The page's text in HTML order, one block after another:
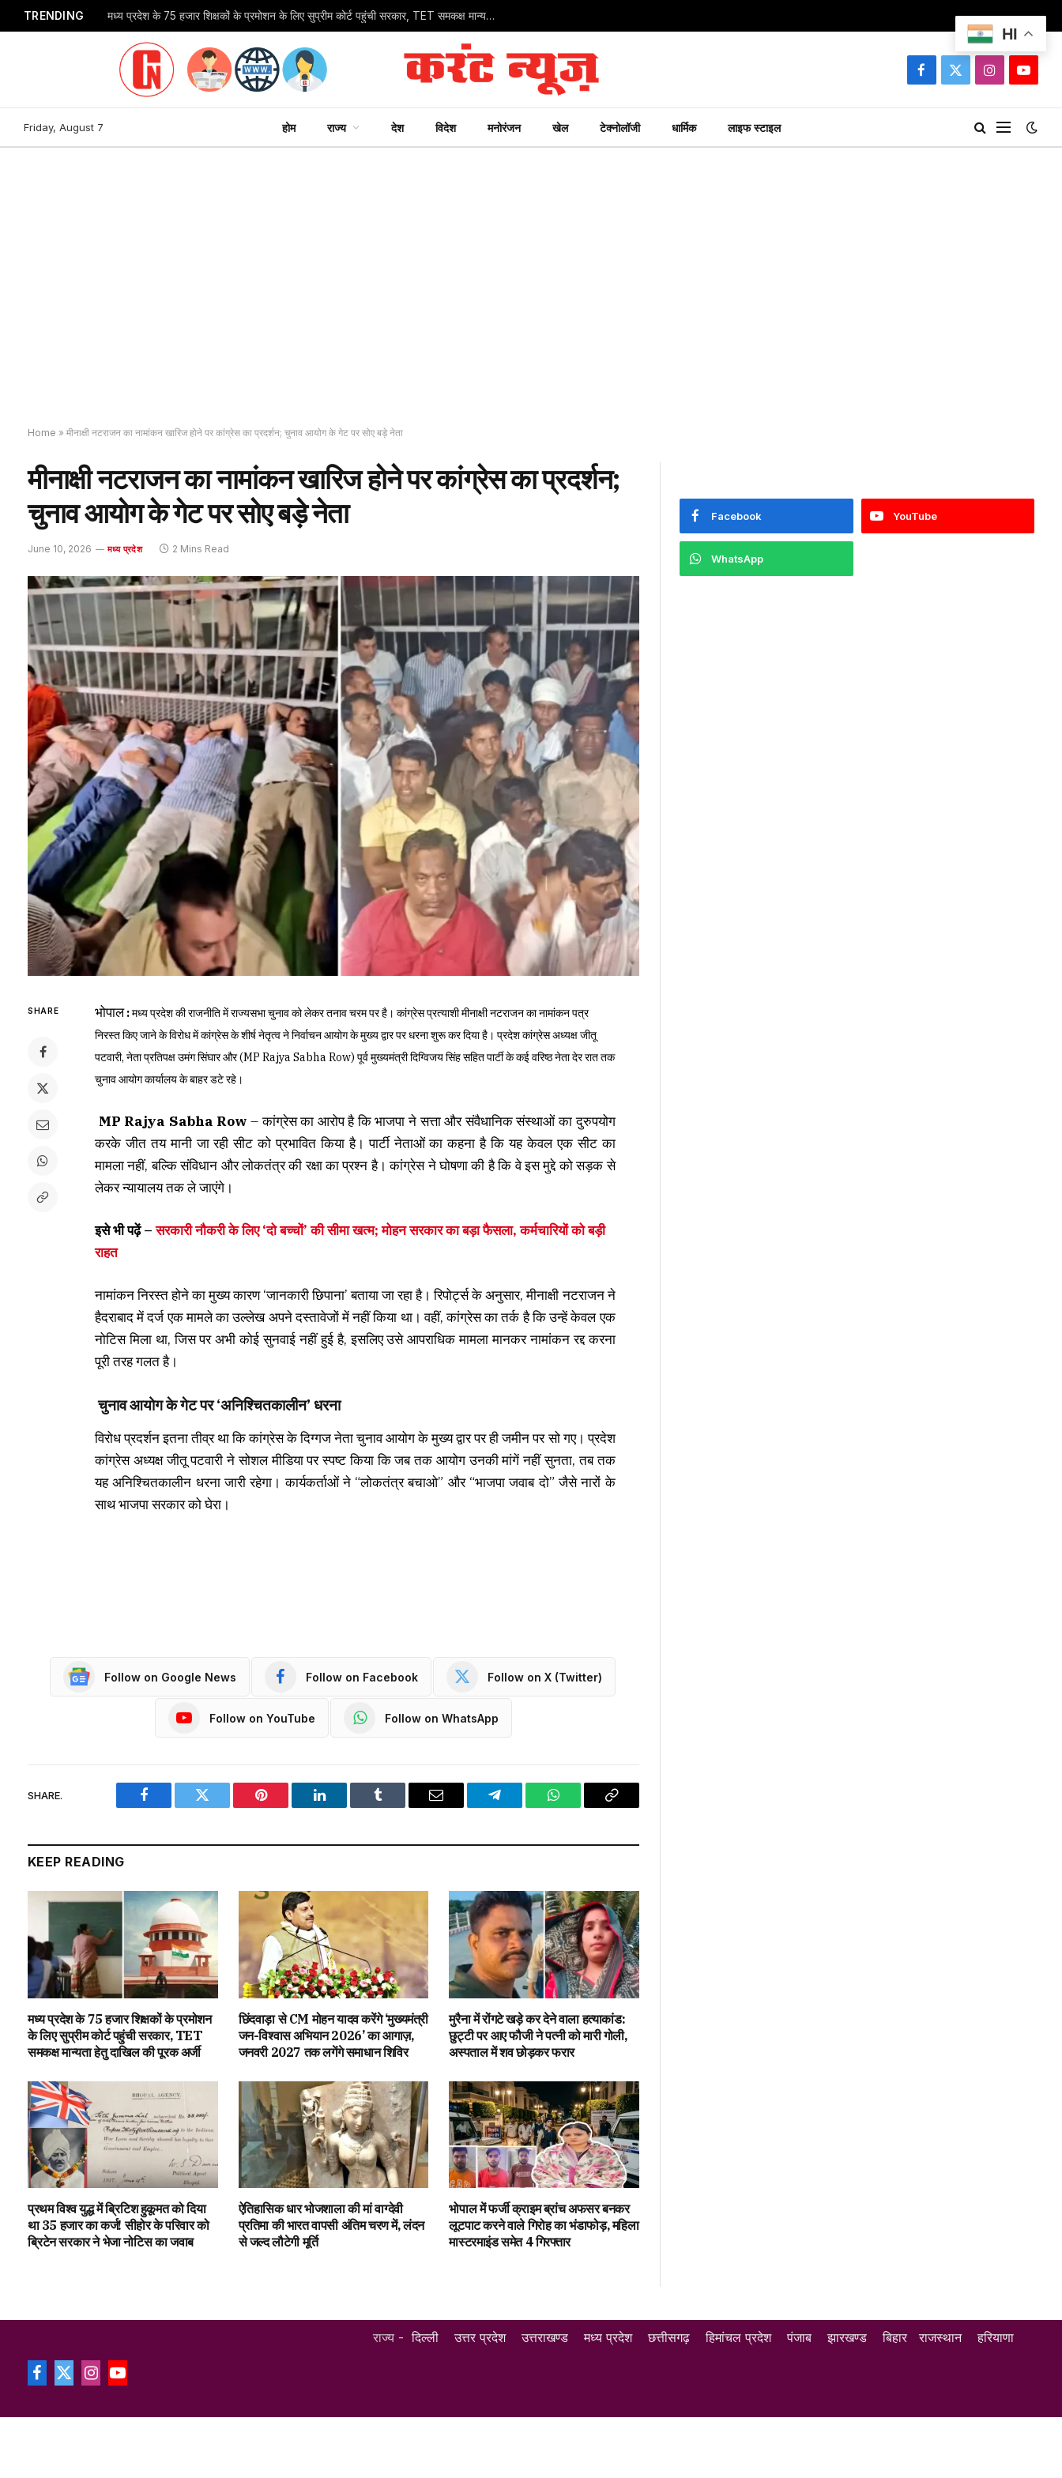
TRENDING मध्य प्रदेश के 75 हजार शिक्षकों के प्रमोशन के लिए सुप्रीम कोर्ट पहुंची सरकार, TET समकक्ष मान्यता हेतु दाखिल की पूरक अर्जी
Facebook
X
Instagram
Friday, August 7 होम राज्य देश विदेश मनोरंजन खेल टेक्नोलॉजी धार्मिक लाइफ स्टाइल
Home » मीनाक्षी नटराजन का नामांकन खारिज होने पर कांग्रेस का प्रदर्शन; चुनाव आयोग के गेट पर सोए बड़े नेता
मीनाक्षी नटराजन का नामांकन खारिज होने पर कांग्रेस का प्रदर्शन;
चुनाव आयोग के गेट पर सोए बड़े नेता
June 10, 2026 मध्य प्रदेश 2 Mins Read
SHARE भोपाल:मध्य प्रदेश की राजनीति में राज्यसभा चुनाव को लेकर तनाव चरम पर है। कांग्रेस प्रत्याशी मीनाक्षी नटराजन का नामांकन पत्र
निरस्त किए जाने के विरोध में कांग्रेस के शीर्ष नेतृत्व ने निर्वाचन आयोग के मुख्य द्वार पर धरना शुरू कर दिया है। प्रदेश कांग्रेस अध्यक्ष जीतू
पटवारी, नेता प्रतिपक्ष उमंग सिंघार और (MP Rajya Sabha Row) पूर्व मुख्यमंत्री दिग्विजय सिंह सहित पार्टी के कई वरिष्ठ नेता देर रात तक
चुनाव आयोग कार्यालय के बाहर डटे रहे।
MP Rajya Sabha Row – कांग्रेस का आरोप है कि भाजपा ने सत्ता और संवैधानिक संस्थाओं का दुरुपयोग
करके जीत तय मानी जा रही सीट को प्रभावित किया है। पार्टी नेताओं का कहना है कि यह केवल एक सीट का
मामला नहीं, बल्कि संविधान और लोकतंत्र की रक्षा का प्रश्न है। कांग्रेस ने घोषणा की है कि वे इस मुद्दे को सड़क से
लेकर न्यायालय तक ले जाएंगे।
इसे भी पढ़ें –सरकारी नौकरी के लिए ‘दो बच्चों’ की सीमा खत्म; मोहन सरकार का बड़ा फैसला, कर्मचारियों को बड़ी
राहत
नामांकन निरस्त होने का मुख्य कारण ‘जानकारी छिपाना’ बताया जा रहा है। रिपोर्ट्स के अनुसार, मीनाक्षी नटराजन ने
हैदराबाद में दर्ज एक मामले का उल्लेख अपने दस्तावेजों में नहीं किया था। वहीं, कांग्रेस का तर्क है कि उन्हें केवल एक
नोटिस मिला था, जिस पर अभी कोई सुनवाई नहीं हुई है, इसलिए उसे आपराधिक मामला मानकर नामांकन रद्द करना
पूरी तरह गलत है।
चुनाव आयोग के गेट पर ‘अनिश्चितकालीन’ धरना
विरोध प्रदर्शन इतना तीव्र था कि कांग्रेस के दिग्गज नेता चुनाव आयोग के मुख्य द्वार पर ही जमीन पर सो गए। प्रदेश
कांग्रेस अध्यक्ष जीतू पटवारी ने सोशल मीडिया पर स्पष्ट किया कि जब तक आयोग उनकी मांगें नहीं सुनता, तब तक
यह अनिश्चितकालीन धरना जारी रहेगा। कार्यकर्ताओं ने “लोकतंत्र बचाओ” और “भाजपा जवाब दो” जैसे नारों के
साथ भाजपा सरकार को घेरा।
Follow on Google News Follow on Facebook Follow on X (Twitter)
Follow on YouTube Follow on WhatsApp
SHARE.
Facebook Twitter Pinterest LinkedIn Tumblr Email Telegram WhatsAppCopy
KEEP READING
मध्य प्रदेश के 75 हजार शिक्षकों के प्रमोशन
के लिए सुप्रीम कोर्ट पहुंची सरकार, TET
समकक्ष मान्यता हेतु दाखिल की पूरक अर्जी
छिंदवाड़ा से CM मोहन यादव करेंगे ‘मुख्यमंत्री
जन-विश्वास अभियान 2026’ का आगाज़,
जनवरी 2027 तक लगेंगे समाधान शिविर
मुरैना में रोंगटे खड़े कर देने वाला हत्याकांड:
छुट्टी पर आए फौजी ने पत्नी को मारी गोली,
अस्पताल में शव छोड़कर फरार
प्रथम विश्व युद्ध में ब्रिटिश हुकूमत को दिया
था ₹35 हजार का कर्ज! सीहोर के परिवार को
ब्रिटेन सरकार ने भेजा नोटिस का जवाब
ऐतिहासिक धार भोजशाला की मां वाग्देवी
प्रतिमा की भारत वापसी अंतिम चरण में, लंदन
से जल्द लौटेगी मूर्ति
भोपाल में फर्जी क्राइम ब्रांच अफसर बनकर
लूटपाट करने वाले गिरोह का भंडाफोड़, महिला
मास्टरमाइंड समेत 4 गिरफ्तार
Facebook YouTube
WhatsApp
Facebook
X
InstagramYouTube
राज्य -दिल्ली उत्तर प्रदेश उत्तराखण्ड मध्य प्रदेश छत्तीसगढ़ हिमांचल प्रदेश पंजाब झारखण्ड बिहार राजस्थान हरियाणा
HI